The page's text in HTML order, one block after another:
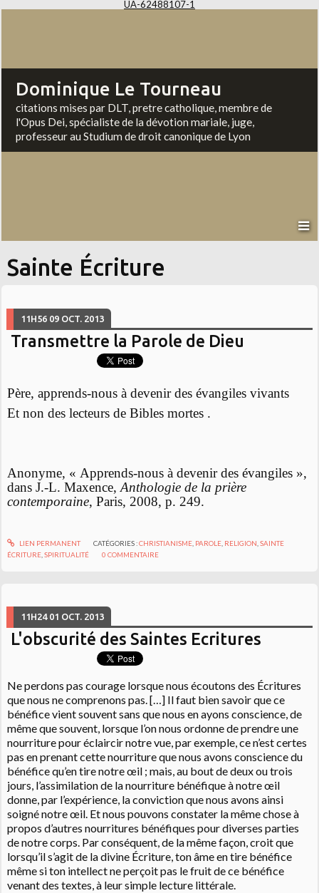
UA-62488107-1
Dominique Le Tourneau
citations mises par DLT, pretre catholique, membre de
l'Opus Dei, spécialiste de la dévotion mariale, juge,
professeur au Studium de droit canonique de Lyon
Sainte Écriture
11H56 09 OCT. 2013
Transmettre la Parole de Dieu
Père, apprends-nous à devenir des évangiles vivants
Et non des lecteurs de Bibles mortes .
Anonyme, « Apprends-nous à devenir des évangiles »,
dans J.-L. Maxence,Anthologie de la prière
contemporaine, Paris, 2008, p. 249.
LIEN PERMANENT CATÉGORIES :CHRISTIANISME, PAROLE, RELIGION SAINTE
ÉCRITURE ,SPIRITUALITÉ 0 COMMENTAIRE
11H24 01 OCT. 2013
L'obscurité des Saintes Ecritures
Ne perdons pas courage lorsque nous écoutons des Écritures
que nous ne comprenons pas. […] Il faut bien savoir que ce
bénéfice vient souvent sans que nous en ayons conscience, de
même que souvent, lorsque l’on nous ordonne de prendre une
nourriture pour éclaircir notre vue, par exemple, ce n’est certes
pas en prenant cette nourriture que nous avons conscience du
bénéfice qu’en tire notre œil ; mais, au bout de deux ou trois
jours, l’assimilation de la nourriture bénéfique à notre œil
donne, par l’expérience, la conviction que nous avons ainsi
soigné notre œil. Et nous pouvons constater la même chose à
propos d’autres nourritures bénéfiques pour diverses parties
de notre corps. Par conséquent, de la même façon, croit que
lorsqu’il s’agit de la divine Écriture, ton âme en tire bénéfice
même si ton intellect ne perçoit pas le fruit de ce bénéfice
venant des textes, à leur simple lecture littérale.